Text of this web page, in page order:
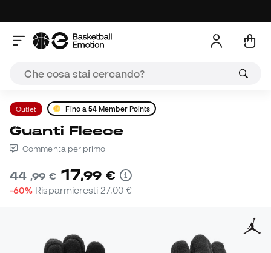
Outlet Fino a54 Member Points
Guanti Fleece
Commenta per primo
44,99 € 17,99 €
-60% Risparmieresti 27,00 €